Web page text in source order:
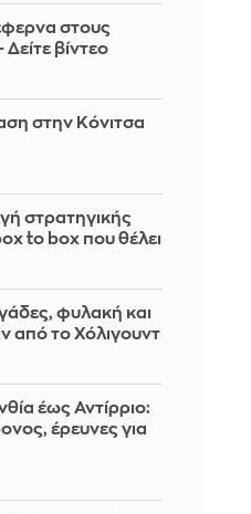
στους
βίντεο
στην Κόνιτσα
στρατηγικής
to box που θέλει
φυλακή και
από το Χόλιγουντ
έως Αντίρριο:
έρευνες για